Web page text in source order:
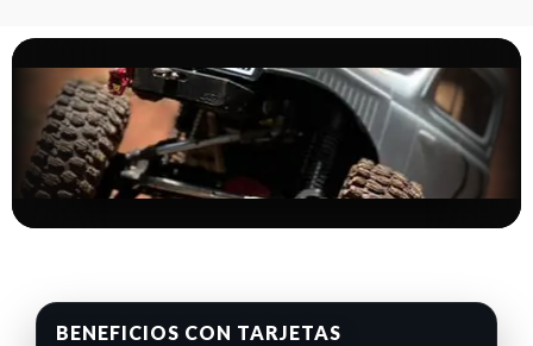
BENEFICIOS CON TARJETAS